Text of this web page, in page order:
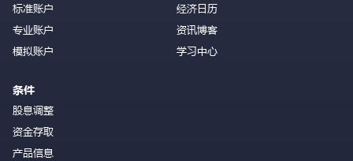
标准账户
专业账户
模拟账户
条件
股息调整
资金存取
产品信息
经济日历
资讯博客
学习中心